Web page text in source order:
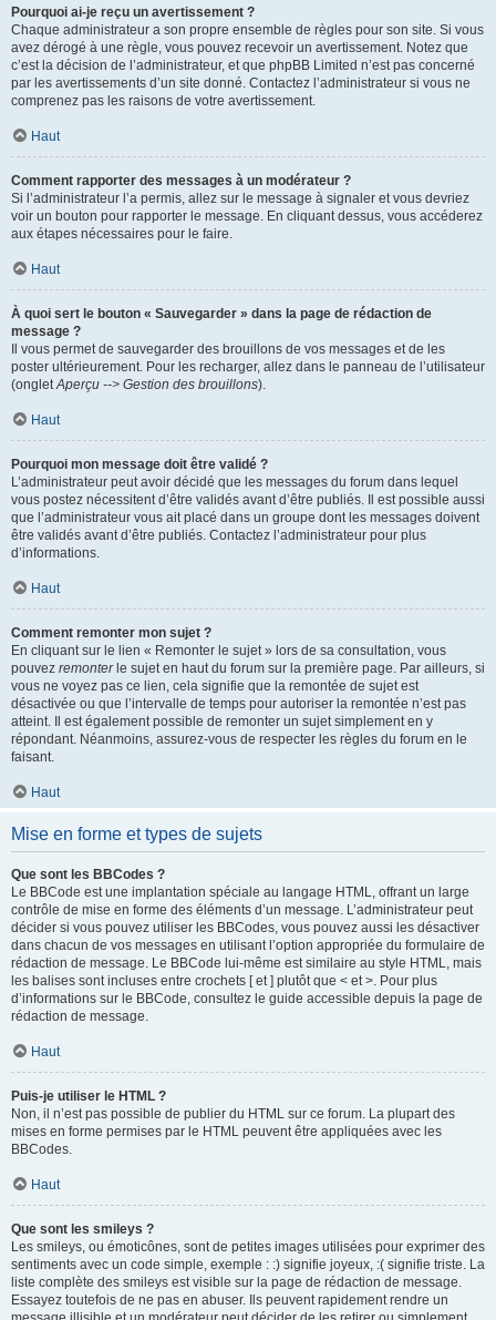
Pourquoi ai-je reçu un avertissement ?
Chaque administrateur a son propre ensemble de règles pour son site. Si vous
avez dérogé à une règle, vous pouvez recevoir un avertissement. Notez que
c’est la décision de l’administrateur, et que phpBB Limited n’est pas concerné
par les avertissements d’un site donné. Contactez l’administrateur si vous ne
comprenez pas les raisons de votre avertissement.
Haut
Comment rapporter des messages à un modérateur ?
Si l’administrateur l’a permis, allez sur le message à signaler et vous devriez
voir un bouton pour rapporter le message. En cliquant dessus, vous accéderez
aux étapes nécessaires pour le faire.
Haut
À quoi sert le bouton « Sauvegarder » dans la page de rédaction de
message ?
Il vous permet de sauvegarder des brouillons de vos messages et de les
poster ultérieurement. Pour les recharger, allez dans le panneau de l’utilisateur
(ongletAperçu --> Gestion des brouillons).
Haut
Pourquoi mon message doit être validé ?
L’administrateur peut avoir décidé que les messages du forum dans lequel
vous postez nécessitent d’être validés avant d’être publiés. Il est possible aussi
que l’administrateur vous ait placé dans un groupe dont les messages doivent
être validés avant d’être publiés. Contactez l’administrateur pour plus
d’informations.
Haut
Comment remonter mon sujet ?
En cliquant sur le lien « Remonter le sujet » lors de sa consultation, vous
pouvez remonterle sujet en haut du forum sur la première page. Par ailleurs, si
vous ne voyez pas ce lien, cela signifie que la remontée de sujet est
désactivée ou que l’intervalle de temps pour autoriser la remontée n’est pas
atteint. Il est également possible de remonter un sujet simplement en y
répondant. Néanmoins, assurez-vous de respecter les règles du forum en le
faisant.
Haut
Mise en forme et types de sujets
Que sont les BBCodes ?
Le BBCode est une implantation spéciale au langage HTML, offrant un large
contrôle de mise en forme des éléments d’un message. L’administrateur peut
décider si vous pouvez utiliser les BBCodes, vous pouvez aussi les désactiver
dans chacun de vos messages en utilisant l’option appropriée du formulaire de
rédaction de message. Le BBCode lui-même est similaire au style HTML, mais
les balises sont incluses entre crochets [ et ] plutôt que < et >. Pour plus
d’informations sur le BBCode, consultez le guide accessible depuis la page de
rédaction de message.
Haut
Puis-je utiliser le HTML ?
Non, il n’est pas possible de publier du HTML sur ce forum. La plupart des
mises en forme permises par le HTML peuvent être appliquées avec les
BBCodes.
Haut
Que sont les smileys ?
Les smileys, ou émoticônes, sont de petites images utilisées pour exprimer des
sentiments avec un code simple, exemple : :) signifie joyeux, :( signifie triste. La
liste complète des smileys est visible sur la page de rédaction de message.
Essayez toutefois de ne pas en abuser. Ils peuvent rapidement rendre un